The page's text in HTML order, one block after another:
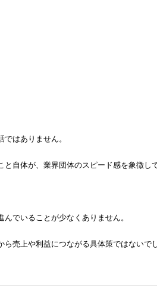
はありません。
自体が、業界団体のスピード感を象徴し
でいることが少なくありません。
売上や利益につながる具体策ではないで